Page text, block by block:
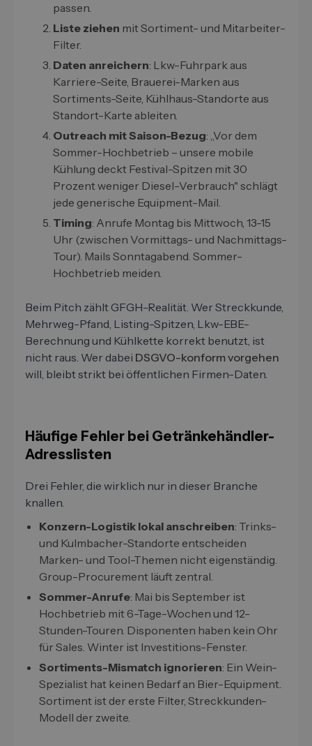
passen.
Liste ziehen mit Sortiment- und Mitarbeiter-
Filter.
Daten anreichern: Lkw-Fuhrpark aus
Karriere-Seite, Brauerei-Marken aus
Sortiments-Seite, Kühlhaus-Standorte aus
Standort-Karte ableiten.
Outreach mit Saison-Bezug: „Vor dem
Sommer-Hochbetrieb – unsere mobile
Kühlung deckt Festival-Spitzen mit 30
Prozent weniger Diesel-Verbrauch" schlägt
jede generische Equipment-Mail.
Timing: Anrufe Montag bis Mittwoch, 13-15
Uhr (zwischen Vormittags- und Nachmittags-
Tour). Mails Sonntagabend. Sommer-
Hochbetrieb meiden.
Beim Pitch zählt GFGH-Realität. Wer Streckkunde,
Mehrweg-Pfand, Listing-Spitzen, Lkw-EBE-
Berechnung und Kühlkette korrekt benutzt, ist
nicht raus. Wer dabei DSGVO-konform vorgehen
will, bleibt strikt bei öffentlichen Firmen-Daten.
Häufige Fehler bei Getränkehändler-
Adresslisten
Drei Fehler, die wirklich nur in dieser Branche
knallen.
Konzern-Logistik lokal anschreiben: Trinks-
und Kulmbacher-Standorte entscheiden
Marken- und Tool-Themen nicht eigenständig.
Group-Procurement läuft zentral.
Sommer-Anrufe: Mai bis September ist
Hochbetrieb mit 6-Tage-Wochen und 12-
Stunden-Touren. Disponenten haben kein Ohr
für Sales. Winter ist Investitions-Fenster.
Sortiments-Mismatch ignorieren: Ein Wein-
Spezialist hat keinen Bedarf an Bier-Equipment.
Sortiment ist der erste Filter, Streckkunden-
Modell der zweite.